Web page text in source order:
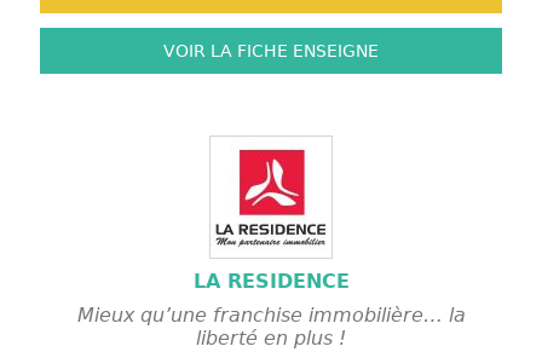
VOIR LA FICHE ENSEIGNE
LA RESIDENCE
Mieux qu’une franchise immobilière… la
liberté en plus !